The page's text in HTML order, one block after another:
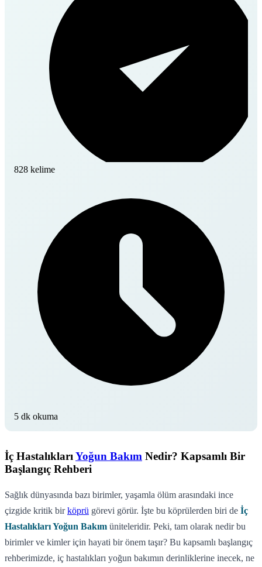
828 kelime
5 dk okuma
İç Hastalıkları Yoğun Bakım Nedir? Kapsamlı Bir
Başlangıç Rehberi
Sağlık dünyasında bazı birimler, yaşamla ölüm arasındaki ince
çizgide kritik birköprü görevi görür. İşte bu köprülerden biri de İç
Hastalıkları Yoğun Bakım üniteleridir. Peki, tam olarak nedir bu
birimler ve kimler için hayati bir önem taşır? Bu kapsamlı başlangıç
rehberimizde, iç hastalıkları yoğun bakımın derinliklerine inecek, ne